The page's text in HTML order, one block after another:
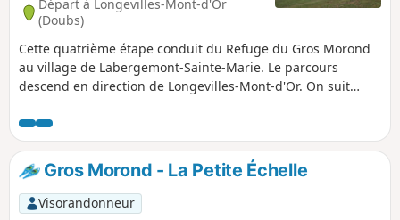
Départ à Longevilles-Mont-d'Or
(Doubs)
Cette quatrième étape conduit du Refuge du Gros Morond
au village de Labergemont-Sainte-Marie. Le parcours
descend en direction de Longevilles-Mont-d'Or. On suit
L'arrivée sur Labergement offre une vue magnifique sur les
lac de Remoray et de Saint-Point.
Gros Morond - La Petite Échelle
Visorandonneur